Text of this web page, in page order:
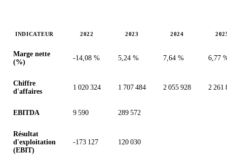
INDICATEUR 2022 2023 2024
Marge nette
(%)
-14,08 % 5,24 % 7,64 % 6,77
Chiffre
d'affaires
1 020 324 1 707 484 2 055 928 2 261
EBITDA 9 590 289 572
Résultat
d'exploitation
(EBIT)
-173 127 120 030